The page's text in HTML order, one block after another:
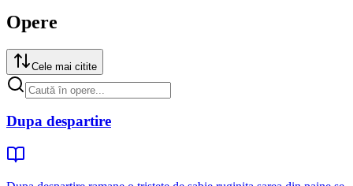
Opere
Cele mai citite
Dupa despartire